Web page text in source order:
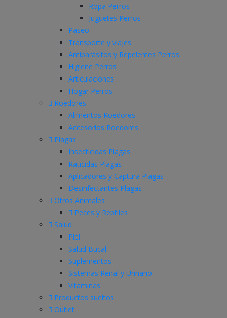
Ropa Perros
Juguetes Perros
Paseo
Transporte y viajes
Antiparásitos y Repelentes Perros
Higiene Perros
Articulaciones
Hogar Perros
Roedores
Alimentos Roedores
Accesorios Roedores
Plagas
Insecticidas Plagas
Raticidas Plagas
Aplicadores y Captura Plagas
Desinfectantes Plagas
Otros Animales
Peces y Reptiles
Salud
Piel
Salud Bucal
Suplementos
Sistemas Renal y Urinario
Vitaminas
Productos sueltos
Outlet